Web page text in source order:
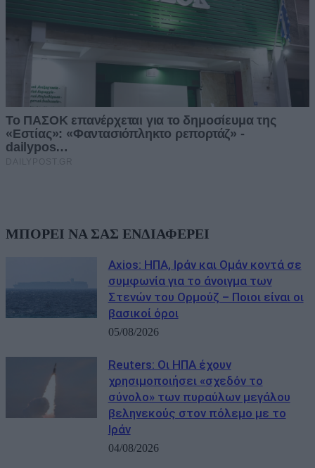
ΜΠΟΡΕΙ ΝΑ ΣΑΣ ΕΝΔΙΑΦΕΡΕΙ
Axios: ΗΠΑ, Ιράν και Ομάν κοντά σε
συμφωνία για το άνοιγμα των
Στενών του Ορμούζ – Ποιοι είναι οι
βασικοί όροι
05/08/2026
Reuters: Οι ΗΠΑ έχουν
χρησιμοποιήσει «σχεδόν το
σύνολο» των πυραύλων μεγάλου
βεληνεκούς στον πόλεμο με το
Ιράν
04/08/2026